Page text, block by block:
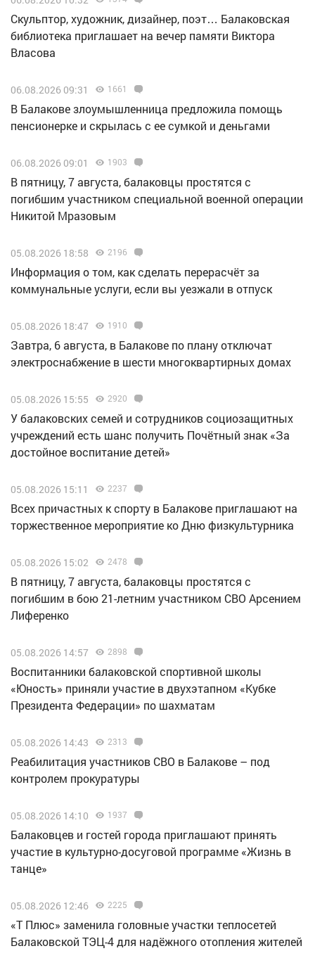
Скульптор, художник, дизайнер, поэт… Балаковская
библиотека приглашает на вечер памяти Виктора
Власова
06.08.2026 09:31 1661
В Балакове злоумышленница предложила помощь
пенсионерке и скрылась с ее сумкой и деньгами
06.08.2026 09:01 1903
В пятницу, 7 августа, балаковцы простятся с
погибшим участником специальной военной операции
Никитой Мразовым
05.08.2026 18:58 2196
Информация о том, как сделать перерасчёт за
коммунальные услуги, если вы уезжали в отпуск
05.08.2026 18:47 1910
Завтра, 6 августа, в Балакове по плану отключат
электроснабжение в шести многоквартирных домах
05.08.2026 15:55 2920
У балаковских семей и сотрудников социозащитных
учреждений есть шанс получить Почётный знак «За
достойное воспитание детей»
05.08.2026 15:11 2237
Всех причастных к спорту в Балакове приглашают на
торжественное мероприятие ко Дню физкультурника
05.08.2026 15:02 2478
В пятницу, 7 августа, балаковцы простятся с
погибшим в бою 21-летним участником СВО Арсением
Лиференко
05.08.2026 14:57 2898
Воспитанники балаковской спортивной школы
«Юность» приняли участие в двухэтапном «Кубке
Президента Федерации» по шахматам
05.08.2026 14:43 2313
Реабилитация участников СВО в Балакове – под
контролем прокуратуры
05.08.2026 14:10 1937
Балаковцев и гостей города приглашают принять
участие в культурно-досуговой программе «Жизнь в
танце»
05.08.2026 12:46 2225
«Т Плюс» заменила головные участки теплосетей
Балаковской ТЭЦ-4 для надёжного отопления жителей